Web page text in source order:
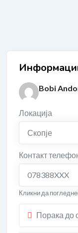
Bobi
Локација
Скопје
Контакт
078388XXX
Кликни да
Порака до